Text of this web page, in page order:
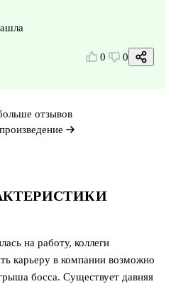
на работу, коллеги
карьеру в компании возможно
босса. Существует давняя
0 0
отзывов